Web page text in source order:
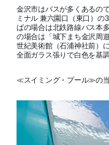
金沢市はバスが多くあるの
ミナル 兼六園口（東口）の
ばの場合は北鉄路線バス本
の場合は「城下まち金沢周
世紀美術館（石浦神社前）
全面ガラス張りで白色を基
≪スイミング・プール≫の